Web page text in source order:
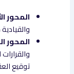
المحور
المحور
توقيع